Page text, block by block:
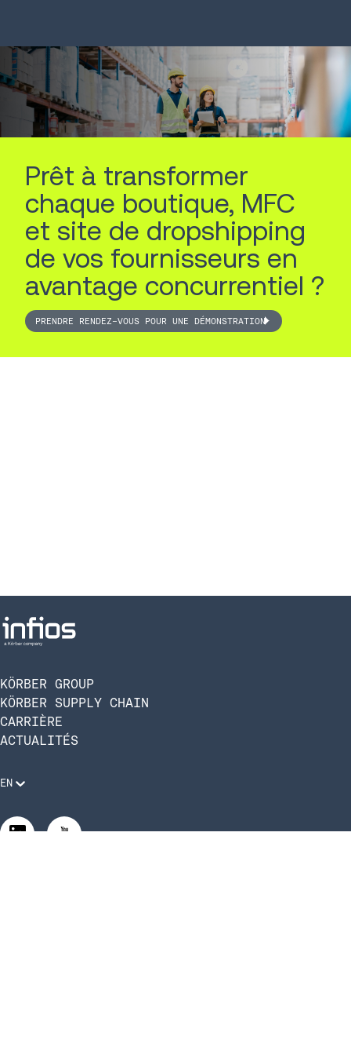
LIRE LA SUITE LIRE LA SUITE
Prêt à transformer
chaque boutique, MFC
et site de dropshipping
de vos fournisseurs en
avantage concurrentiel ?
PRENDRE RENDEZ-VOUS POUR UNE DÉMONSTRATION
KÖRBER GROUP
KÖRBER SUPPLY CHAIN
CARRIÈRE
ACTUALITÉS
EN